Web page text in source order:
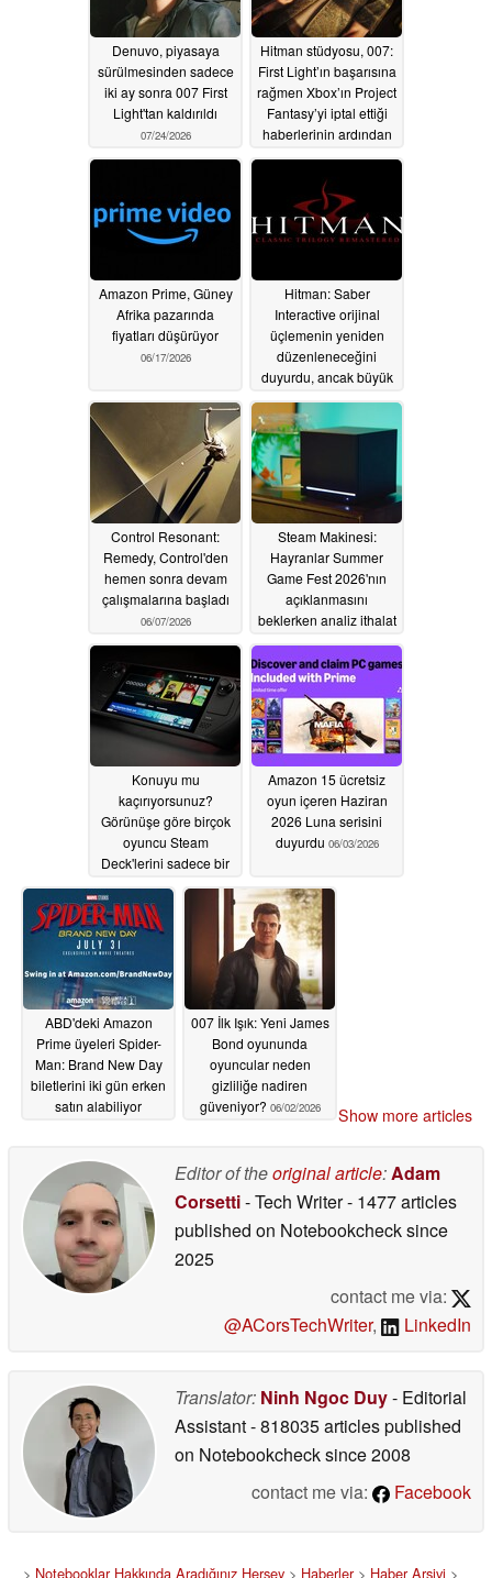
Denuvo, piyasaya
sürülmesinden sadece
iki ay sonra 007 First
Light'tan kaldırıldı
07/24/2026
Hitman stüdyosu, 007:
First Light’ın başarısına
rağmen Xbox’ın Project
Fantasy’yi iptal ettiği
haberlerinin ardından
07/04/2026
Amazon Prime, Güney
Afrika pazarında
fiyatları düşürüyor
06/17/2026
Hitman: Saber
Interactive orijinal
üçlemenin yeniden
düzenleneceğini
duyurdu, ancak büyük
gelmeyecek
Control Resonant:
Remedy, Control'den
hemen sonra devam
çalışmalarına başladı
06/07/2026
Steam Makinesi:
Hayranlar Summer
Game Fest 2026'nın
açıklanmasını
beklerken analiz ithalat
06/04/2026
Konuyu mu
kaçırıyorsunuz?
Görünüşe göre birçok
oyuncu Steam
Deck'lerini sadece bir
kullanıyor
Amazon 15 ücretsiz
oyun içeren Haziran
2026 Luna serisini
duyurdu 06/03/2026
ABD'deki Amazon
Prime üyeleri Spider-
Man: Brand New Day
biletlerini iki gün erken
satın alabiliyor
007 İlk Işık: Yeni James
Bond oyununda
oyuncular neden
gizliliğe nadiren
güveniyor? 06/02/2026 Show more articles
Editor of theoriginal article:Adam
Corsetti- Tech Writer- 1477 articles
published on Notebookchecksince
2025
contact me via:
@ACorsTechWriter, LinkedIn
Translator: Ninh Ngoc Duy- Editorial
Assistant- 818035 articles published
on Notebookchecksince 2008
contact me via:
Facebook
> Notebooklar Hakkında Aradığınız Herşey > Haberler> Haber Arşivi >